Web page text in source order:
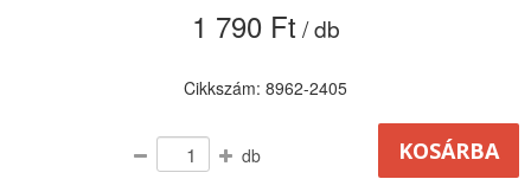
1 790 Ft / db
Cikkszám: 8962-2405
db